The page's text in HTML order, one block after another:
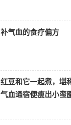
补气血的食疗偏方
红豆和它一起煮，堪
气血通宿便瘦出小蛮